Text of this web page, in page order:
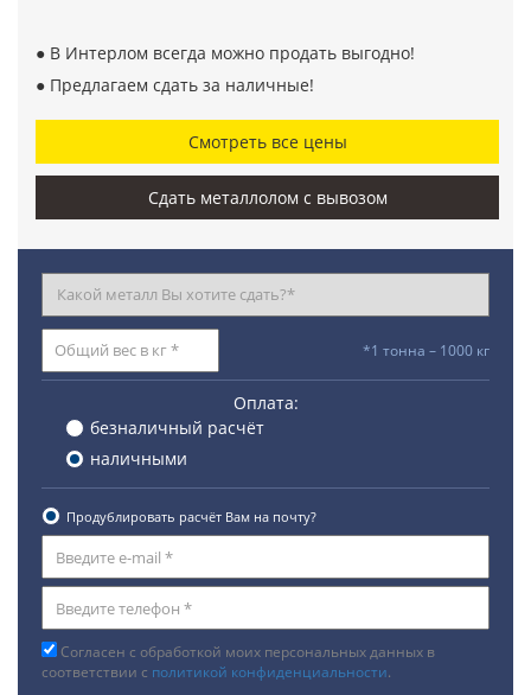
● В Интерлом всегда можно продать выгодно!
● Предлагаем сдать за наличные!
Смотреть все цены
Сдать металлолом с вывозом
*1 тонна – 1000 кг
Оплата:
безналичный расчёт
наличными
Продублировать расчёт Вам на почту?
Согласен с обработкой моих персональных данных в
соответствии с политикой конфиденциальности.